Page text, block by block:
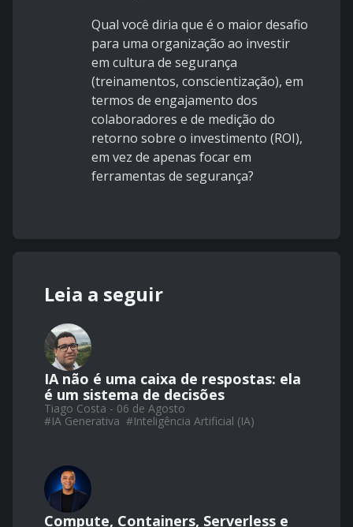
Qual você diria que é o maior desafio
para uma organização ao investir
em cultura de segurança
(treinamentos, conscientização), em
termos de engajamento dos
colaboradores e de medição do
retorno sobre o investimento (ROI),
em vez de apenas focar em
ferramentas de segurança?
Leia a seguir
IA não é uma caixa de respostas: ela
é um sistema de decisões
Tiago Costa - 06 de Agosto
#IA Generativa #Inteligência Artificial (IA)
Compute, Containers, Serverless e